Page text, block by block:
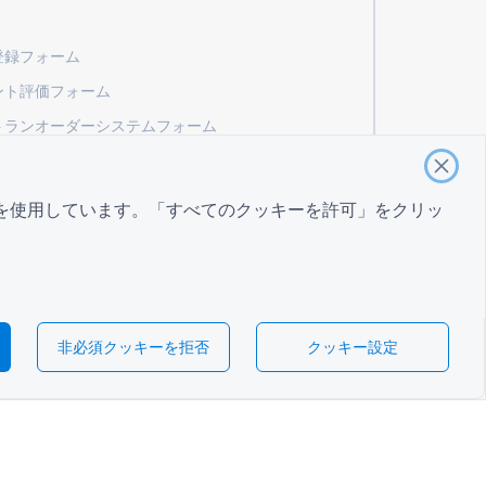
フォーム
評価フォーム
ランオーダーシステムフォーム
条項
プライバシーポリシー
クッキー設定
用しています。「すべてのクッキーを許可」をクリッ
非必須クッキーを拒否 クッキー設定